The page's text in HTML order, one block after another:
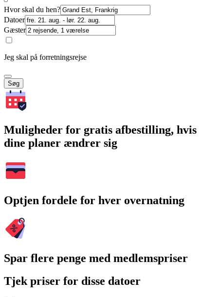
Hvor skal du hen?
Datoer
Gæster
Jeg skal på forretningsrejse
Søg
Muligheder for gratis afbestilling, hvis
dine planer ændrer sig
Optjen fordele for hver overnatning
Spar flere penge med medlemspriser
Tjek priser for disse datoer